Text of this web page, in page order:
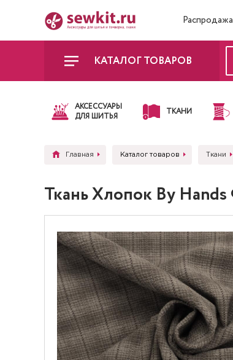
Распродажа
КАТАЛОГ ТОВАРОВ
АКСЕССУАРЫ
ДЛЯ ШИТЬЯ
ТКАНИ
Главная Каталог товаров Ткани
Ткань Хлопок By